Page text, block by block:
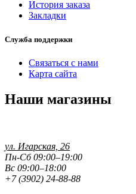
История заказа
Закладки
Служба поддержки
Связаться с нами
Карта сайта
Наши магазины
ул. Игарская, 26
Пн-Сб 09:00–19:00
Вс 09:00–18:00
+7 (3902) 24-88-88